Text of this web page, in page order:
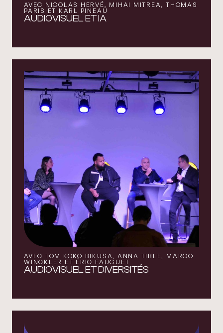
AVEC NICOLAS HERVÉ, MIHAI MITREA, THOMAS
PARIS ET KARL PINEAU
AUDIOVISUEL ET IA
AVEC TOM KOKO BIKUSA, ANNA TIBLE, MARCO
WINCKLER ET ÉRIC FAUGUET
AUDIOVISUEL ET DIVERSITÉS